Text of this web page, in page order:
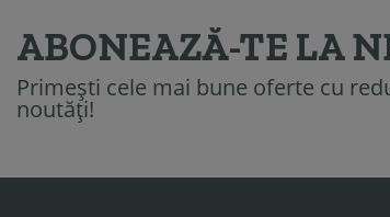
ABONEAZĂ-TE LA
Primești cele mai bune oferte cu
noutăți!